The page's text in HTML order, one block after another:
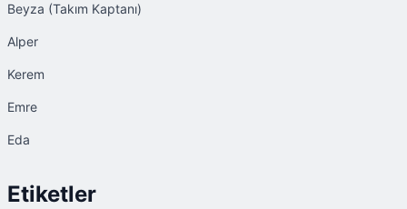
Beyza (Takım Kaptanı)
Alper
Kerem
Emre
Eda
Etiketler